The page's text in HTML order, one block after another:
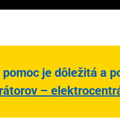
pomoc je dôležitá a
–